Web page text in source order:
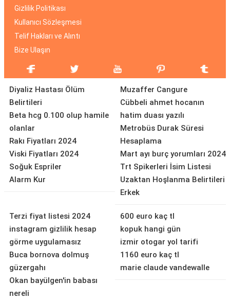
Gizlilik Politikası
Kullanıcı Sözleşmesi
Telif Hakları ve Alıntı
Bize Ulaşın
Diyaliz Hastası Ölüm
Belirtileri
Beta hcg 0.100 olup hamile
olanlar
Rakı Fiyatları 2024
Viski Fiyatları 2024
Soğuk Espriler
Alarm Kur
Muzaffer Cangure
Cübbeli ahmet hocanın
hatim duası yazılı
Metrobüs Durak Süresi
Hesaplama
Mart ayı burç yorumları 2024
Trt Spikerleri İsim Listesi
Uzaktan Hoşlanma Belirtileri
Erkek
Terzi fiyat listesi 2024
instagram gizlilik hesap
görme uygulamasız
Buca bornova dolmuş
güzergahı
Okan bayülgen'in babası
nereli
600 euro kaç tl
kopuk hangi gün
izmir otogar yol tarifi
1160 euro kaç tl
marie claude vandewalle